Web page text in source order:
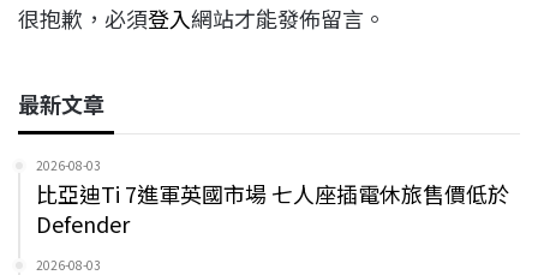
很抱歉，必須登入網站才能發佈留言。
最新文章
2026-08-03
比亞迪Ti 7進軍英國市場 七人座插電休旅售價低於
Defender
2026-08-03